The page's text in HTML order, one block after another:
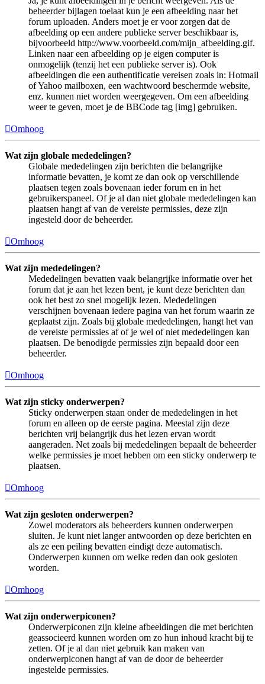
beheerder bijlagen toelaat kun je een afbeelding naar het
forum uploaden. Anders moet je er voor zorgen dat de
afbeelding op een andere publieke server beschikbaar is,
bijvoorbeeld http://www.voorbeeld.com/mijn_afbeelding.gif.
Linken naar een afbeelding op je eigen computer is
onmogelijk (tenzij het een publieke server is). Ook
afbeeldingen die een authentificatie vereisen zoals in: Hotmail
of Yahoo mailboxen, een wachtwoord beschermde website,
enz. kunnen niet worden weergegeven. Om een afbeelding
weer te geven, moet je de BBCode tag [img] gebruiken.
Omhoog
Wat zijn globale mededelingen?
Globale mededelingen zijn berichten die belangrijke
informatie bevatten, je komt ze dan ook op verschillende
plaatsen tegen zoals bovenaan ieder forum en in het
gebruikerspaneel. Of je al dan niet globale mededelingen kan
plaatsen hangt af van de vereiste permissies, deze zijn
ingesteld door de beheerder.
Omhoog
Wat zijn mededelingen?
Mededelingen bevatten vaak belangrijke informatie over het
forum dat je aan het lezen bent, je kunt deze berichten dan
ook het best zo snel mogelijk lezen. Mededelingen
verschijnen bovenaan iedere pagina van het forum waarin ze
geplaatst zijn. Zoals bij globale mededelingen, hangt het van
de vereiste permissies af of je wel of niet mededelingen kan
plaatsen. De benodigde permissies zijn bepaald door een
beheerder.
Omhoog
Wat zijn sticky onderwerpen?
Sticky onderwerpen staan onder de mededelingen in het
forum en alleen op de eerste pagina. Meestal zijn deze
berichten vrij belangrijk dus het lezen ervan wordt
aangeraden. Net zoals bij mededelingen bepaalt de beheerder
welke permissies je moet hebben om een sticky onderwerp te
plaatsen.
Omhoog
Wat zijn gesloten onderwerpen?
Zowel moderators als beheerders kunnen onderwerpen
sluiten. Je kunt niet langer antwoorden op deze berichten en
als ze een peiling bevatten eindigt deze automatisch.
Onderwerpen kunnen om welke reden dan ook gesloten
worden.
Omhoog
Wat zijn onderwerpiconen?
Onderwerpiconen zijn kleine afbeeldingen die met berichten
geassocieerd kunnen worden om zo hun inhoud kracht bij te
zetten. Of je al dan niet gebruik kan maken van
onderwerpiconen hangt af van de door de beheerder
ingestelde permissies.